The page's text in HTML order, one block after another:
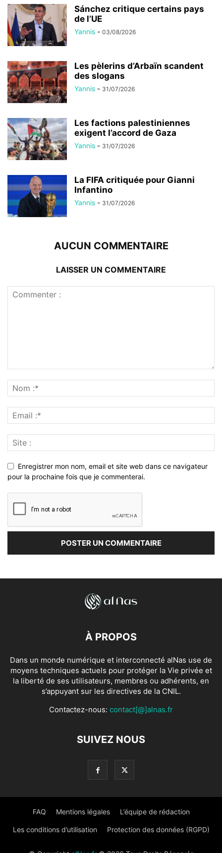
Sánchez critique certains pays
de l’UE
Yannis - 03/08/2026
Les pèlerins d’Arbaïn scandent
des slogans
Yannis - 31/07/2026
Les factions palestiniennes
exigent l’accord de Gaza
Yannis - 31/07/2026
La FIFA critiquée pour Gianni
Infantino
Yannis - 31/07/2026
AUCUN COMMENTAIRE
LAISSER UN COMMENTAIRE
Enregistrer mon nom, email et site web dans ce navigateur
pour la prochaine fois que je commenterai.
À PROPOS
Dans un monde numérique et interconnecté alNas use de
moyens techniques actuels pour protéger la Vie privée et
la liberté de ses utilisateurs, membres ou adhérents, en
s’appuyant sur les directives de la CNIL.
Contactez-nous: contact[@]alnas.fr
SUIVEZ NOUS
FAQ Mentions légales L’équipe de rédaction
Les conditions d’utilisation Protection des données (RGPD)